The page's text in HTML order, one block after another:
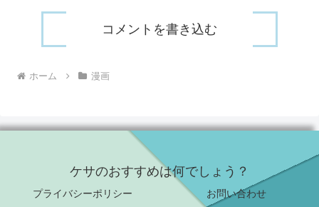
コメントを書き込む
ホーム 漫画
ケサのおすすめは何でしょう？
プライバシーポリシー
お問い合わせ